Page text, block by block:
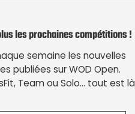
les prochaines compétitions !
semaine les nouvelles
publiées sur WOD Open.
Team ou Solo… tout est là